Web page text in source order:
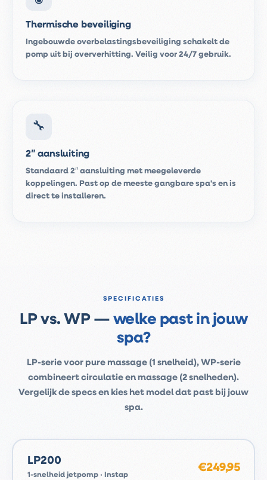
Thermische beveiliging
Ingebouwde overbelastingsbeveiliging schakelt de
pomp uit bij oververhitting. Veilig voor 24/7 gebruik.
🔧
2″ aansluiting
Standaard 2″ aansluiting met meegeleverde
koppelingen. Past op de meeste gangbare spa's en is
direct te installeren.
SPECIFICATIES
LP vs. WP — welke past in jouw
spa?
LP-serie voor pure massage (1 snelheid), WP-serie
combineert circulatie en massage (2 snelheden).
Vergelijk de specs en kies het model dat past bij jouw
spa.
LP200
1-snelheid jetpomp · Instap
€249,95